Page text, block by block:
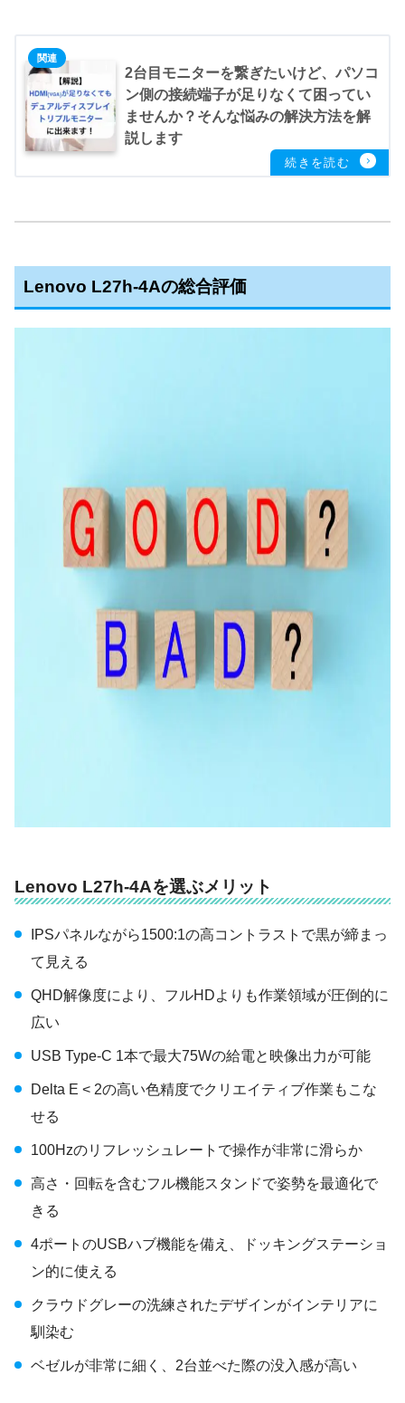
2台目モニターを繋ぎたいけど、パソコ
ン側の接続端子が足りなくて困ってい
ませんか？そんな悩みの解決方法を解
説します
Lenovo L27h-4Aの総合評価
Lenovo L27h-4Aを選ぶメリット
IPSパネルながら1500:1の高コントラストで黒が締まっ
て見える
QHD解像度により、フルHDよりも作業領域が圧倒的に
広い
USB Type-C 1本で最大75Wの給電と映像出力が可能
Delta E < 2の高い色精度でクリエイティブ作業もこな
せる
100Hzのリフレッシュレートで操作が非常に滑らか
高さ・回転を含むフル機能スタンドで姿勢を最適化で
きる
4ポートのUSBハブ機能を備え、ドッキングステーショ
ン的に使える
クラウドグレーの洗練されたデザインがインテリアに
馴染む
ベゼルが非常に細く、2台並べた際の没入感が高い